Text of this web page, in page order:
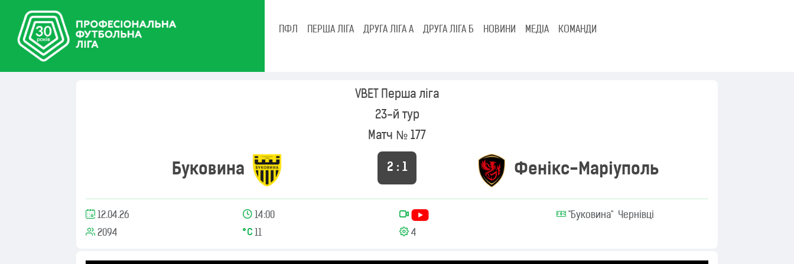
ПФЛ ПЕРША ЛІГА ДРУГА ЛІГА А ДРУГА ЛІГА Б НОВИНИ МЕДІА КОМАНДИ
VBET Перша ліга
23-й тур
Матч № 177
Буковина 2 : 1 Фенікс-Маріуполь
12.04.26 14:00
"Буковина" Чернівці
2094
11 4